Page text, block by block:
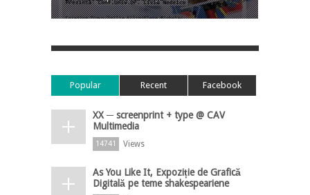
Popular Recent Facebook
XX ─ screenprint + type @ CAV
Multimedia
14741 Views
As You Like It, Expoziție de Grafică
Digitală pe teme shakespeariene